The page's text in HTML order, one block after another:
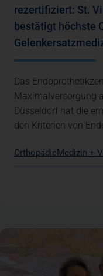
rezertifiziert: St.
bestätigt höchste
Das
Maximalversorgung
Düsseldorf hat die
den Kriterien von
OrthopädieMedizin +